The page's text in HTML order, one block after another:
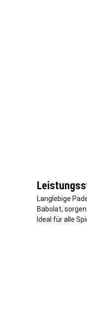
Langlebige
Babolat,
Ideal für alle